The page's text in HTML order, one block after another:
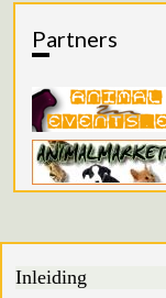
Partners
Inleiding